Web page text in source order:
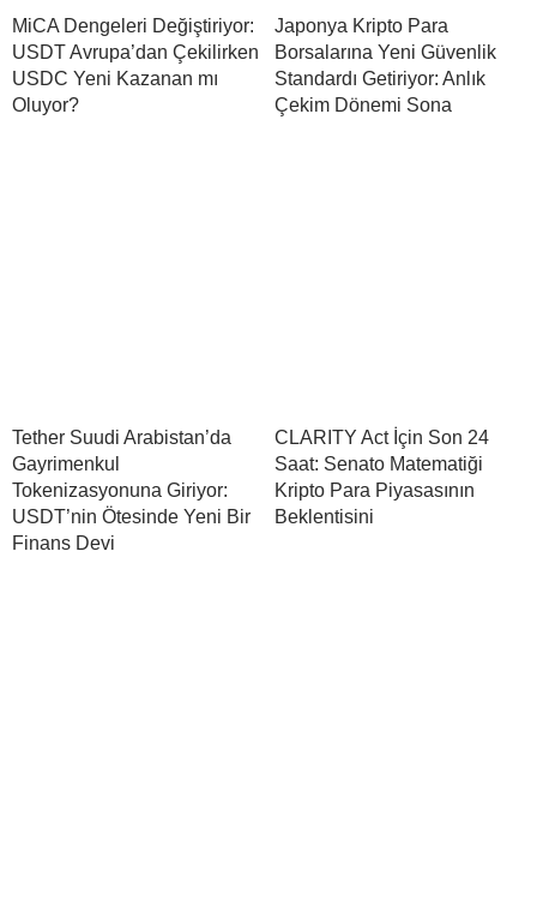
MiCA Dengeleri Değiştiriyor:
USDT Avrupa’dan Çekilirken
USDC Yeni Kazanan mı
Oluyor?
Japonya Kripto Para
Borsalarına Yeni Güvenlik
Standardı Getiriyor: Anlık
Çekim Dönemi Sona
Tether Suudi Arabistan’da
Gayrimenkul
Tokenizasyonuna Giriyor:
USDT’nin Ötesinde Yeni Bir
Finans Devi
CLARITY Act İçin Son 24
Saat: Senato Matematiği
Kripto Para Piyasasının
Beklentisini